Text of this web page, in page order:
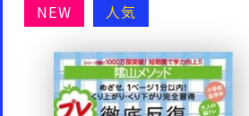
NEW 人気